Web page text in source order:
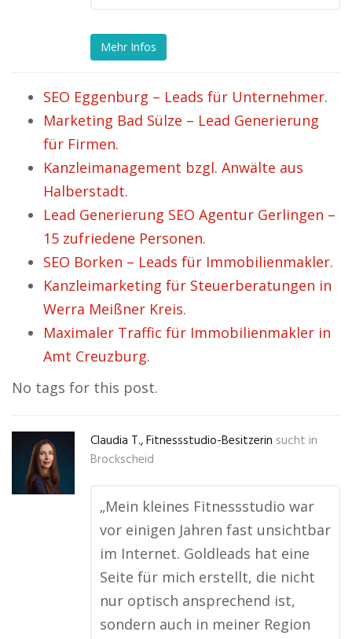
Mehr Infos
SEO Eggenburg – Leads für Unternehmer.
Marketing Bad Sülze – Lead Generierung
für Firmen.
Kanzleimanagement bzgl. Anwälte aus
Halberstadt.
Lead Generierung SEO Agentur Gerlingen –
15 zufriedene Personen.
SEO Borken – Leads für Immobilienmakler.
Kanzleimarketing für Steuerberatungen in
Werra Meißner Kreis.
Maximaler Traffic für Immobilienmakler in
Amt Creuzburg.
No tags for this post.
Claudia T., Fitnessstudio-Besitzerin sucht in
Brockscheid
„Mein kleines Fitnessstudio war
vor einigen Jahren fast unsichtbar
im Internet. Goldleads hat eine
Seite für mich erstellt, die nicht
nur optisch ansprechend ist,
sondern auch in meiner Region